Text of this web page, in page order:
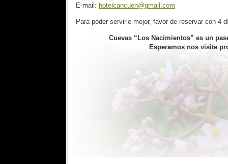
E-mail: hotelcancuen@gmail.com
Para poder servirle mejor, favor de reservar con 4
Cuevas “Los Nacimientos” es un
Esperamos nos visite